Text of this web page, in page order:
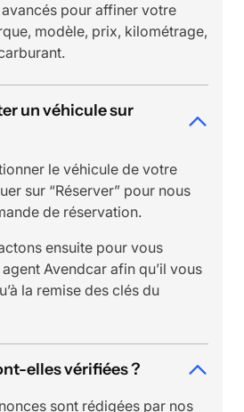
pour affiner votre
modèle, prix, kilométrage,
un véhicule sur
le véhicule de votre
sur “Réserver” pour nous
de réservation.
ensuite pour vous
Avendcar afin qu’il vous
la remise des clés du
elles vérifiées ?
sont rédigées par nos